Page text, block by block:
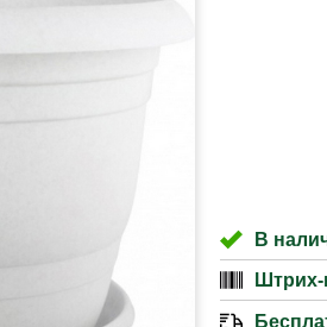
В
Штрих-